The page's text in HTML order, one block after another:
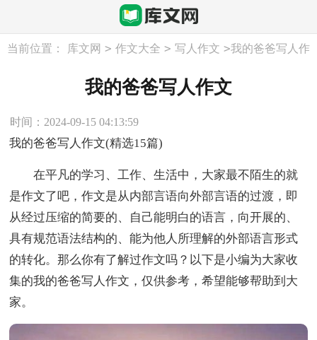
当前位置： 库文网 > 作文大全 > 写人作文 >我的爸爸写人作
我的爸爸写人作文
时间：2024-09-15 04:13:59
我的爸爸写人作文(精选15篇)
在平凡的学习、工作、生活中，大家最不陌生的就
是作文了吧，作文是从内部言语向外部言语的过渡，即
从经过压缩的简要的、自己能明白的语言，向开展的、
具有规范语法结构的、能为他人所理解的外部语言形式
的转化。那么你有了解过作文吗？以下是小编为大家收
集的我的爸爸写人作文，仅供参考，希望能够帮助到大
家。